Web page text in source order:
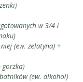
w 3/4 l
(ew. żelatyna) +
gorzka)
(ew. alkohol)